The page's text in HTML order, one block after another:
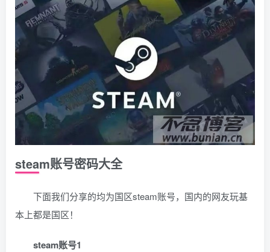
steam账号密码大全
下面我们分享的均为国区steam账号，国内的网友玩基
本上都是国区！
steam账号1